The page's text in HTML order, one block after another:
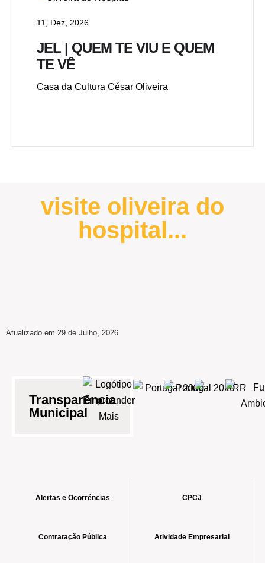
11, Dez, 2026
JEL | QUEM TE VIU E QUEM
TE VÊ
Casa da Cultura César Oliveira
visite oliveira do
hospital...
Atualizado em 29 de Julho, 2026
Transparência
Municipal
Alertas e Ocorrências CPCJ
Contratação Pública Atividade Empresarial